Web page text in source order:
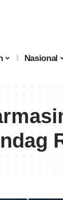
Nasional